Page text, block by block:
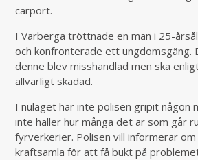
carport.
I Varberga tröttnade en man i 25-
och konfronterade ett ungdomsgäng.
denne blev misshandlad men ska
allvarligt skadad.
I nuläget har inte polisen gripit någon
inte häller hur många det är som går
fyrverkerier. Polisen vill informerar
kraftsamla för att få bukt på